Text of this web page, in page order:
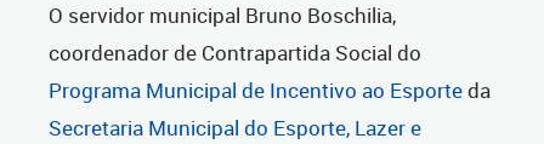
O servidor municipal Bruno Boschilia,
coordenador de Contrapartida Social do
Programa Municipal de Incentivo ao Esporteda
Secretaria Municipal do Esporte, Lazer e